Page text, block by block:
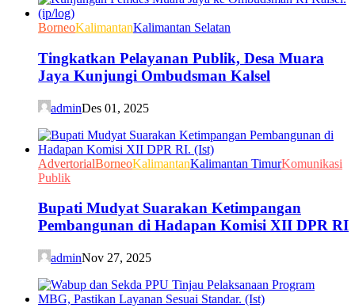
BorneoKalimantanKalimantan Selatan
Tingkatkan Pelayanan Publik, Desa Muara
Jaya Kunjungi Ombudsman Kalsel
adminDes 01, 2025
AdvertorialBorneoKalimantanKalimantan TimurKomunikasi
Publik
Bupati Mudyat Suarakan Ketimpangan
Pembangunan di Hadapan Komisi XII DPR RI
adminNov 27, 2025